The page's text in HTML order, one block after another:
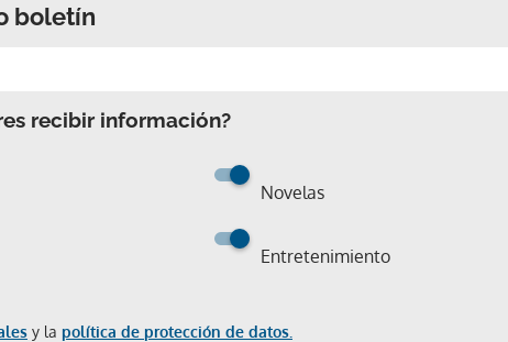
boletín
recibir información?
Novelas
Entretenimiento
y la política de protección de datos.